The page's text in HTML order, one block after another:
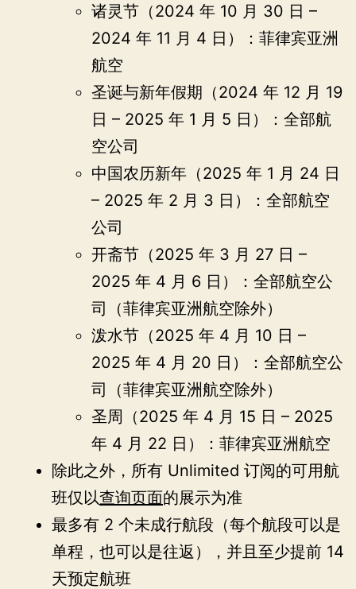
诸灵节（2024 年 10 月 30 日 –
2024 年 11 月 4 日）：菲律宾亚洲
航空
圣诞与新年假期（2024 年 12 月 19
日 – 2025 年 1 月 5 日）：全部航
空公司
中国农历新年（2025 年 1 月 24 日
– 2025 年 2 月 3 日）：全部航空
公司
开斋节（2025 年 3 月 27 日 –
2025 年 4 月 6 日）：全部航空公
司（菲律宾亚洲航空除外）
泼水节（2025 年 4 月 10 日 –
2025 年 4 月 20 日）：全部航空公
司（菲律宾亚洲航空除外）
圣周（2025 年 4 月 15 日 – 2025
年 4 月 22 日）：菲律宾亚洲航空
除此之外，所有 Unlimited 订阅的可用航
班仅以查询页面的展示为准
最多有 2 个未成行航段（每个航段可以是
单程，也可以是往返），并且至少提前 14
天预定航班